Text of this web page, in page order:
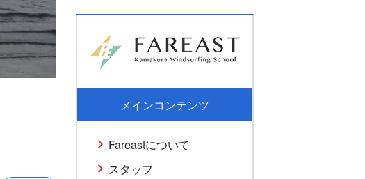
メインコンテンツ
Fareastについて
スタッフ